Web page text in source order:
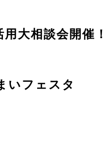
大相談会開催！
いフェスタ